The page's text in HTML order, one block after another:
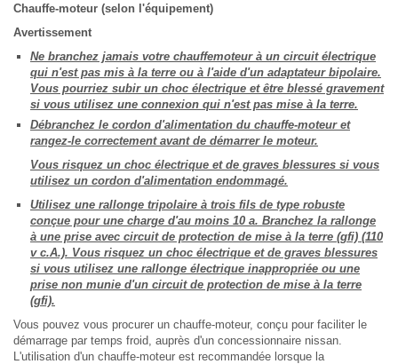
Chauffe-moteur (selon l'équipement)
Avertissement
Ne branchez jamais votre chauffemoteur à un circuit électrique
qui n'est pas mis à la terre ou à l'aide d'un adaptateur bipolaire.
Vous pourriez subir un choc électrique et être blessé gravement
si vous utilisez une connexion qui n'est pas mise à la terre.
Débranchez le cordon d'alimentation du chauffe-moteur et
rangez-le correctement avant de démarrer le moteur.
Vous risquez un choc électrique et de graves blessures si vous
utilisez un cordon d'alimentation endommagé.
Utilisez une rallonge tripolaire à trois fils de type robuste
conçue pour une charge d'au moins 10 a. Branchez la rallonge
à une prise avec circuit de protection de mise à la terre (gfi) (110
v c.A.). Vous risquez un choc électrique et de graves blessures
si vous utilisez une rallonge électrique inappropriée ou une
prise non munie d'un circuit de protection de mise à la terre
(gfi).
Vous pouvez vous procurer un chauffe-moteur, conçu pour faciliter le
démarrage par temps froid, auprès d'un concessionnaire nissan.
L'utilisation d'un chauffe-moteur est recommandée lorsque la